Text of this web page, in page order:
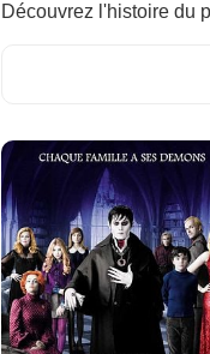
Découvrez l'histoire du